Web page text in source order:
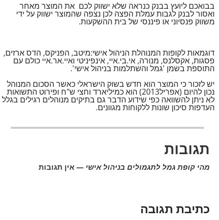
בבואכם ליועץ בבנק כנראה שלא ישווק לכם את המוצר מאחר
ואסור לבנק לגבות עמלת הפצה לכן נצפה שהמוצר ישווק על ידי
משווק פנסיוני או פיננסי של בית ההשקעות.
דוגמאות לקופות המנוהלת הניהול אישי:מיטב, הפניקס, הדס ארזים,
פסגות, אקסלנס, מנורה, אי.בי.איי, אינפיניטי ואיי.אר.איי כולם עם
התוספת בשמן 'גמל והשתלמות בניהול אישי'.
יש לזכור כי המוצר הוא חדש בשוק הישראלי כאשר הסכום המנוהל
נכון להיום (אפריל2013) הוא כמיליארד וחצי ש"ח ופירוט התשואות
לא ניתן להשוואה כפי שידוע הדבר גם בתיקים מנוהלים רגילים בגלל
העדפות סיכון שונות ללקוחות מגוונים.
תגובות
מהי קופת גמל לתגמולים בניהול אישי — אין תגובות
כתיבת תגובה